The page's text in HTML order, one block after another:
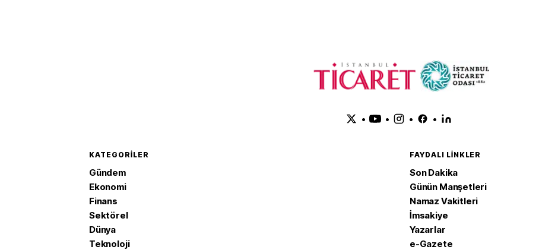
• • • •
KATEGORILER
Gündem
Ekonomi
Finans
Sektörel
Dünya
Teknoloji
FAYDALI LINKLER
Son Dakika
Günün Manşetleri
Namaz Vakitleri
İmsakiye
Yazarlar
e-Gazete